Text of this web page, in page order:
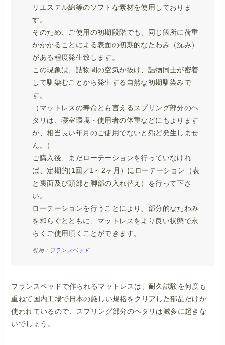
リエステル綿等のソフトな素材を使用しておりま
す。
そのため、ご使用の初期段階でも、同じ箇所に荷重
がかかることによる表面の初期的なたわみ（沈み）
がある程度発生致します。
この現象は、詰物間の空気が抜け、詰物同士が密着
して馴染むことから発生する自然な初期馴染みで
す。
（マットレスの寿命とも言えるスプリング部分のヘ
タリは、寝室環境・使用者の体重などにもよります
が、相当長い年月のご使用でないと殆ど発生しませ
ん。）
ご購入後、まだローテーションを行っていなけれ
ば、定期的(1回／1～2ヶ月）にローテーション（表
と裏面及び頭部と脚部の入れ替え）を行って下さ
い。
ローテーションを行うことにより、部分的なたわみ
を和らぐとともに、マットレスをより良い状態で永
らくご使用頂くことができます。
引用： フランスベッド
フランスベッドで作られるマットレスは、耐久試験を何度も
重ねて国内工場で日本の厳しい規格をクリアした部品だけが
使われているので、スプリング部分のヘタリは滅多に起きな
いでしょう。